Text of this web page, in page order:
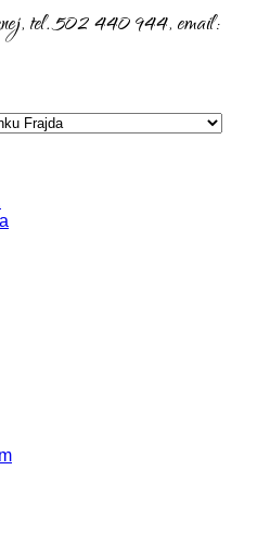
tel. 502 440 944, email: